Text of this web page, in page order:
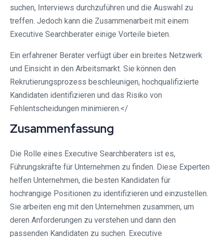
suchen, Interviews durchzuführen und die Auswahl zu
treffen. Jedoch kann die Zusammenarbeit mit einem
Executive Searchberater einige Vorteile bieten.
Ein erfahrener Berater verfügt über ein breites Netzwerk
und Einsicht in den Arbeitsmarkt. Sie können den
Rekrutierungsprozess beschleunigen, hochqualifizierte
Kandidaten identifizieren und das Risiko von
Fehlentscheidungen minimieren.</
Zusammenfassung
Die Rolle eines Executive Searchberaters ist es,
Führungskräfte für Unternehmen zu finden. Diese Experten
helfen Unternehmen, die besten Kandidaten für
hochrangige Positionen zu identifizieren und einzustellen.
Sie arbeiten eng mit den Unternehmen zusammen, um
deren Anforderungen zu verstehen und dann den
passenden Kandidaten zu suchen. Executive